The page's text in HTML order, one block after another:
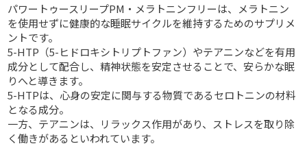
パワートゥースリープPM・メラトニンフリーは、メラトニン
を使用せずに健康的な睡眠サイクルを維持するためのサプリメ
ントです。
5-HTP（5-ヒドロキシトリプトファン）やテアニンなどを有用
成分として配合し、精神状態を安定させることで、安らかな眠
りへと導きます。
5-HTPは、心身の安定に関与する物質であるセロトニンの材料
となる成分。
一方、テアニンは、リラックス作用があり、ストレスを取り除
く働きがあるといわれています。